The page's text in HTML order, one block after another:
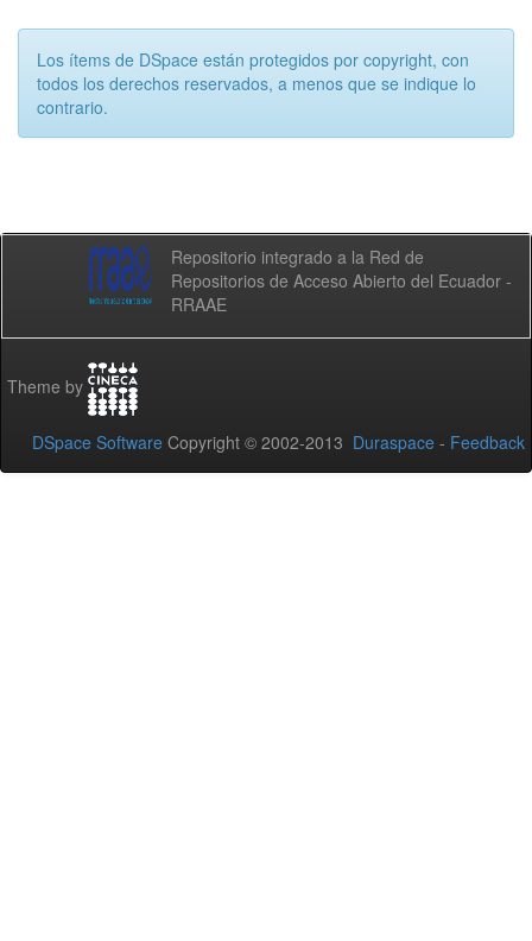
Los ítems de DSpace están protegidos por copyright, con
todos los derechos reservados, a menos que se indique lo
contrario.
Repositorio integrado a la Red de
Repositorios de Acceso Abierto del Ecuador -
RRAAE
Theme by
DSpace Software Copyright © 2002-2013 Duraspace - Feedback